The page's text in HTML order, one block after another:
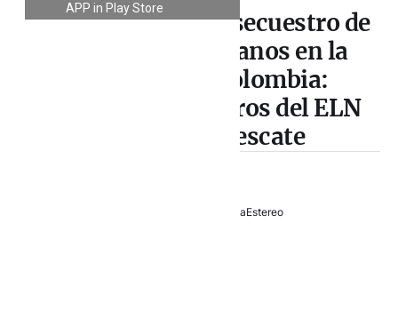
La trama del falso secuestro de
músicos venezolanos en la
frontera con Colombia:
presuntos miembros del ELN
cobraron el rescate
PaisaEstereo
APP in Play Store